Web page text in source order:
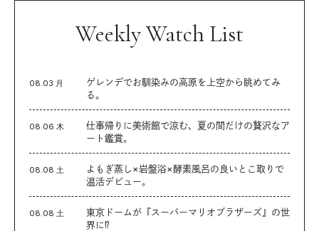
Weekly Watch List
08.03 月
ゲレンデでお馴染みの高原を上空から眺めてみ
る。
08.06 木
仕事帰りに美術館で涼む、夏の間だけの贅沢なア
ート鑑賞。
08.08 土
よもぎ蒸し×岩盤浴×酵素風呂の良いとこ取りで
温活デビュー。
08.08 土
東京ドームが『スーパーマリオブラザーズ』の世
界に⁉︎